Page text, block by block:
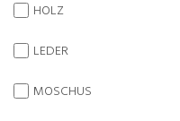
HOLZ
LEDER
MOSCHUS